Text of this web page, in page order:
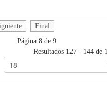
Final
Página 8 de 9
Resultados 127 - 144 de